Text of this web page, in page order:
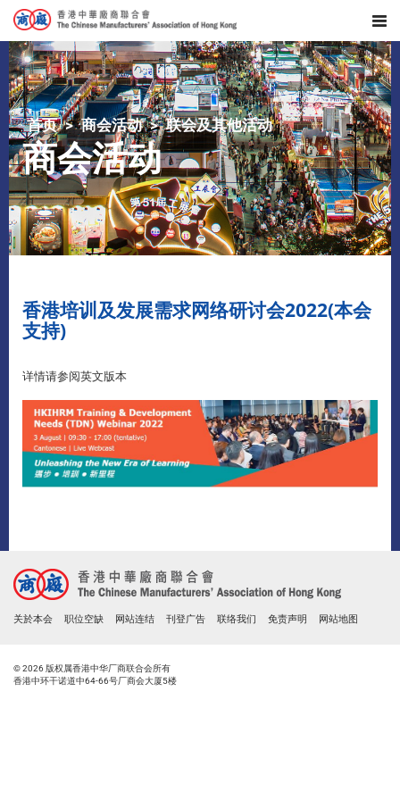
首页 商会活动 联会及其他活动
商会活动
香港培训及发展需求网络研讨会2022(本会
支持)
详情请参阅英文版本
关於本会 职位空缺 网站连结 刊登广告 联络我们 免责声明 网站地图
© 2026 版权属香港中华厂商联合会所有
香港中环干诺道中64-66号厂商会大厦5楼